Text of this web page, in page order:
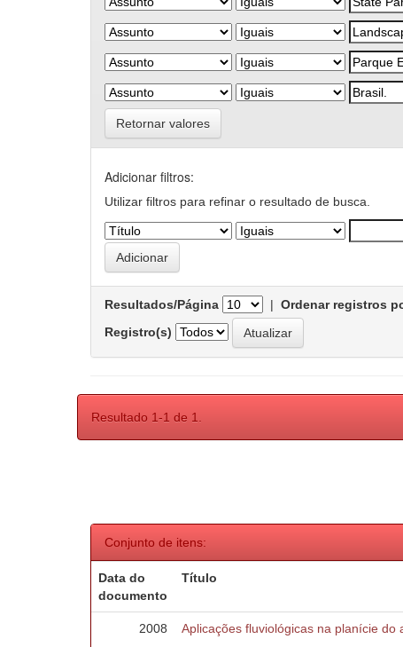
Retornar valores
Adicionar filtros:
Utilizar filtros para refinar o resultado de busca.
Resultados/Página | Ordenar registros
Registro(s)
Resultado 1-1 de 1.
Conjunto de itens:
Data do
documento
Título
2008 Aplicações fluviológicas na planície do